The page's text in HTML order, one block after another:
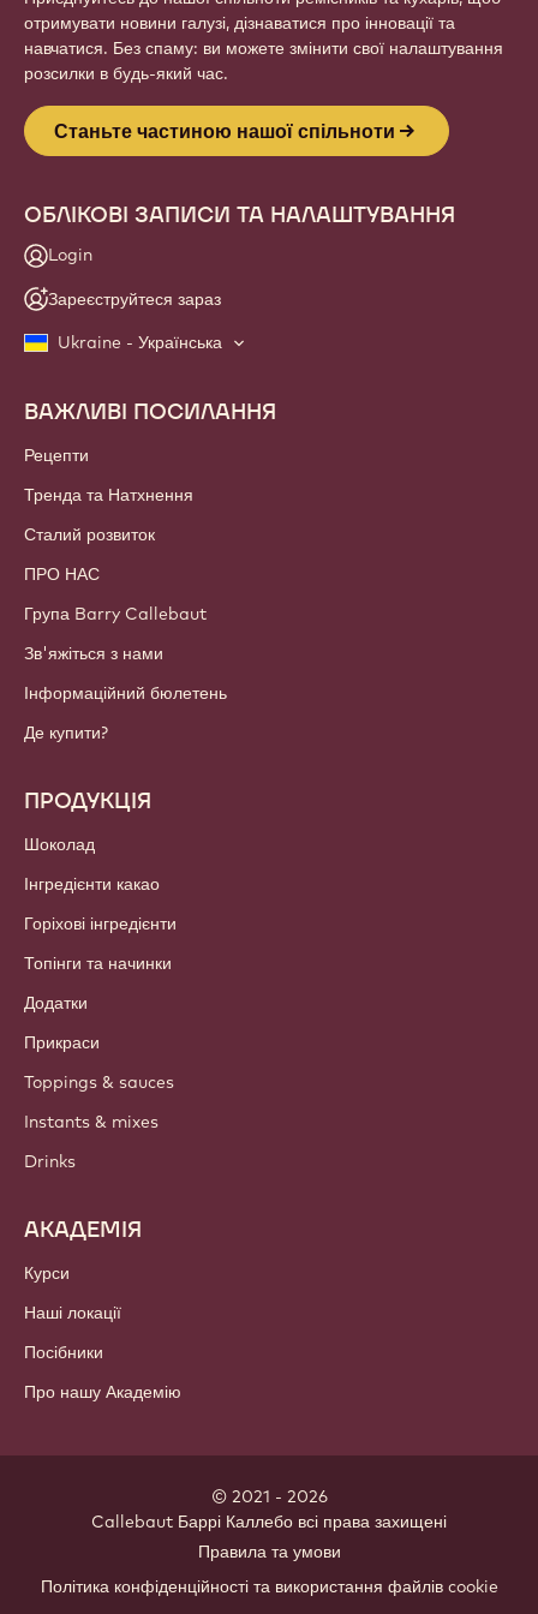
отримувати новини галузі, дізнаватися про інновації та
навчатися. Без спаму: ви можете змінити свої налаштування
розсилки в будь-який час.
Станьте частиною нашої спільноти
ОБЛІКОВІ ЗАПИСИ ТА НАЛАШТУВАННЯ
Login
Зареєструйтеся зараз
Ukraine - Українська
Footer
Callebaut
ВАЖЛИВІ ПОСИЛАННЯ
Рецепти
Тренда та Натхнення
Сталий розвиток
ПРО НАС
Група Barry Callebaut
Зв'яжіться з нами
Інформаційний бюлетень
Де купити?
ПРОДУКЦІЯ
Шоколад
Інгредієнти какао
Горіхові інгредієнти
Топінги та начинки
Додатки
Прикраси
Toppings & sauces
Instants & mixes
Drinks
АКАДЕМІЯ
Курси
Наші локації
Посібники
Про нашу Академію
© 2021 - 2026
Callebaut Баррі Каллебо всі права захищені
Правила та умови
Політика конфіденційності та використання файлів cookie